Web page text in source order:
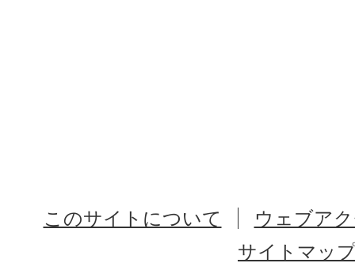
このサイトについて
ウェブア
サイトマッ